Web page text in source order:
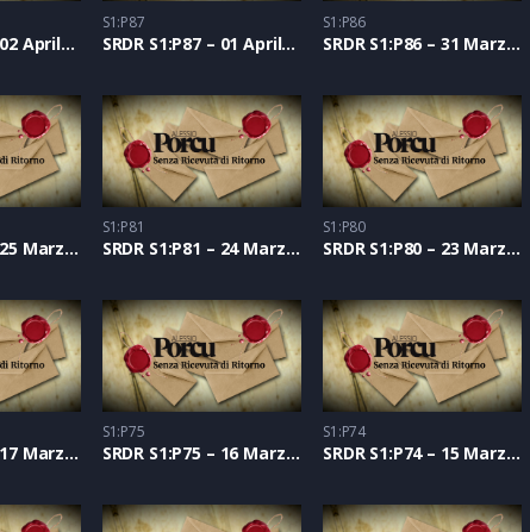
SRDR S1:P88 – 02 Aprile 2021
S1:P87
SRDR S1:P87 – 01 Aprile 2021
S1:P86
SRDR S1:P86 – 31 Marzo 2021
SRDR S1:P82 – 25 Marzo 2021
S1:P81
SRDR S1:P81 – 24 Marzo 2021
S1:P80
SRDR S1:P80 – 23 Marzo 2021
SRDR S1:P76 – 17 Marzo 2021
S1:P75
SRDR S1:P75 – 16 Marzo 2021
S1:P74
SRDR S1:P74 – 15 Marzo 2021